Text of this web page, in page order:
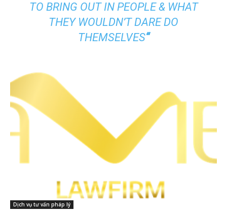
TO BRING OUT IN PEOPLE & WHAT
THEY WOULDN’T DARE DO
THEMSELVES“
Dịch vụ tư vấn pháp lý